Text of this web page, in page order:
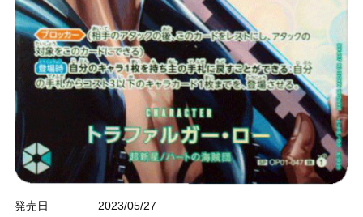
発売日 2023/05/27